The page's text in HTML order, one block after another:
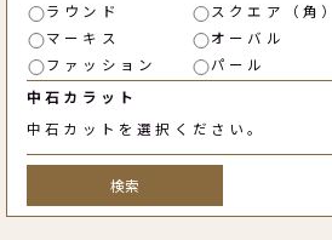
ラウンド
スクエア（角）
マーキス
オーバル
ファッション
パール
中石カラット
中石カットを選択ください。
検索